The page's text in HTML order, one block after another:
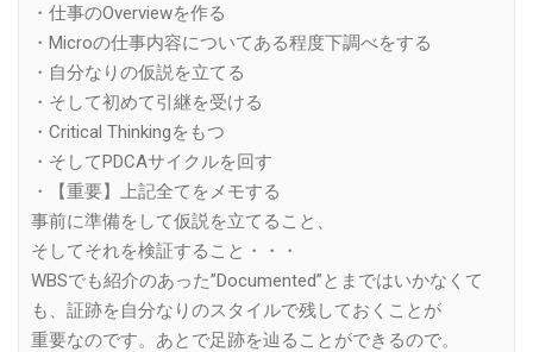
・仕事のOverviewを作る
・Microの仕事内容についてある程度下調べをする
・自分なりの仮説を立てる
・そして初めて引継を受ける
・Critical Thinkingをもつ
・そしてPDCAサイクルを回す
・【重要】上記全てをメモする
事前に準備をして仮説を立てること、
そしてそれを検証すること・・・
WBSでも紹介のあった”Documented”とまではいかなくて
も、証跡を自分なりのスタイルで残しておくことが
重要なのです。あとで足跡を辿ることができるので。